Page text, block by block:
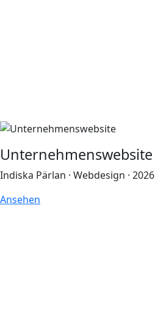
Unternehmenswebsite
Indiska Pärlan · Webdesign · 2026
Ansehen